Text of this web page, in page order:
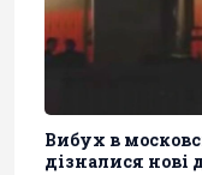
Вибух в
дізналися нові